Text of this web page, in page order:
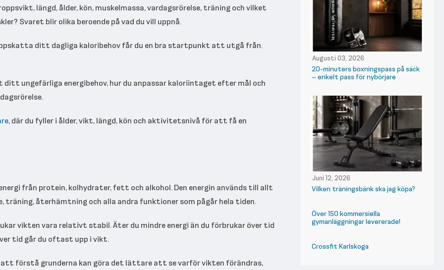
längd, ålder, kön, muskelmassa, vardagsrörelse, träning och vilket
Svaret blir olika beroende på vad du vill uppnå.
ditt dagliga kaloribehov får du en bra startpunkt att utgå från.
ditt ungefärliga energibehov, hur du anpassar kaloriintaget efter mål och
, där du fyller i ålder, vikt, längd, kön och aktivitetsnivå för att få en
från protein, kolhydrater, fett och alkohol. Den energin används till allt
träning, återhämtning och alla andra funktioner som pågår hela tiden.
vikten vara relativt stabil. Äter du mindre energi än du förbrukar över tid
tid går du oftast upp i vikt.
förstå grunderna kan göra det lättare att se varför vikten förändras,
Augusti 03, 2026
20-minuters boxningspass på säck
– enkelt pass för nybörjare
Juni 12, 2026
Vilken träningsbänk ska jag köpa?
Över 150 kommersiella
gymanläggningar levererade!
Crossfit Karlskoga